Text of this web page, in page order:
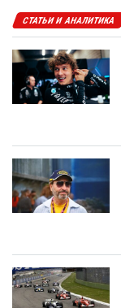
СТАТЬИ И АНАЛИТИКА